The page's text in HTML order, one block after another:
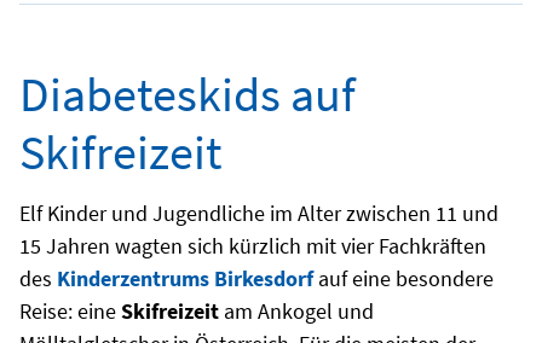
Diabeteskids auf
Skifreizeit
Elf Kinder und Jugendliche im Alter zwischen 11 und
15 Jahren wagten sich kürzlich mit vier Fachkräften
des Kinderzentrums Birkesdorfauf eine besondere
Reise: eineSkifreizeit am Ankogel und